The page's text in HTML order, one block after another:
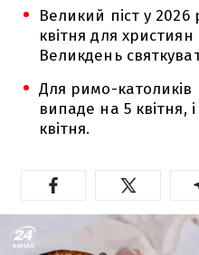
Великий піст у 2026
квітня для християн
Великдень
Для римо-католиків
випаде на 5 квітня,
квітня.